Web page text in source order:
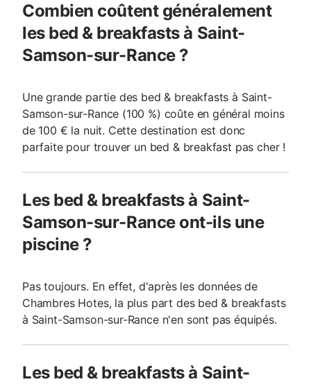
Combien coûtent généralement
les bed & breakfasts à Saint-
Samson-sur-Rance ?
Une grande partie des bed & breakfasts à Saint-
Samson-sur-Rance (100 %) coûte en général moins
de 100 € la nuit. Cette destination est donc
parfaite pour trouver un bed & breakfast pas cher !
Les bed & breakfasts à Saint-
Samson-sur-Rance ont-ils une
piscine ?
Pas toujours. En effet, d'après les données de
Chambres Hotes, la plus part des bed & breakfasts
à Saint-Samson-sur-Rance n'en sont pas équipés.
Les bed & breakfasts à Saint-